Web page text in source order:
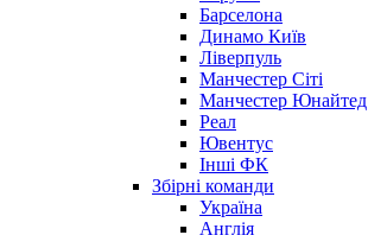
Барселона
Динамо Київ
Ліверпуль
Манчестер Сіті
Манчестер Юнайтед
Реал
Ювентус
Інші ФК
Збірні команди
Україна
Англія